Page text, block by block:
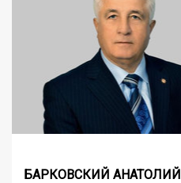
БАРКОВСКИЙ АНАТОЛИЙ